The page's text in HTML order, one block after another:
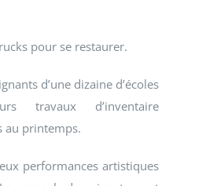
pour se restaurer.
d’une dizaine d’écoles
travaux d’inventaire
au printemps.
performances artistiques